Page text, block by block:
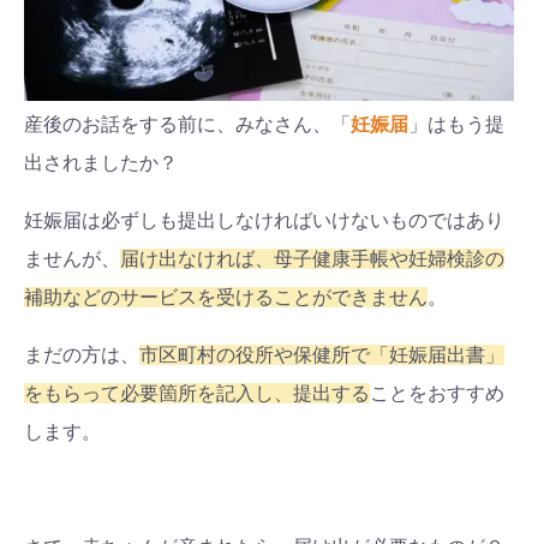
産後のお話をする前に、みなさん、「 妊娠届 」はもう提
出されましたか？
妊娠届は必ずしも提出しなければいけないものではあり
ませんが、
届け出なければ、母子健康手帳や妊婦検診の
補助などのサービスを受けることができません。
まだの方は、 市区町村の役所や保健所で「妊娠届出書」
をもらって必要箇所を記入し、提出する ことをおすすめ
します。